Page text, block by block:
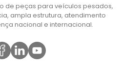
de peças para veículos pesados,
ampla estrutura, atendimento
nacional e internacional.